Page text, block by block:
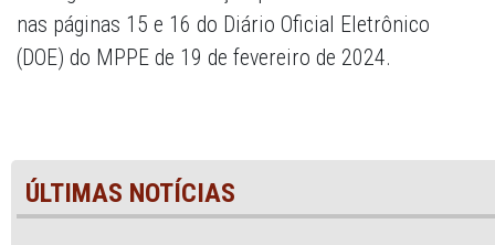
nas páginas 15 e 16 do Diário Oficial Eletrônico
(DOE) do MPPE de 19 de fevereiro de 2024.
ÚLTIMAS NOTÍCIAS